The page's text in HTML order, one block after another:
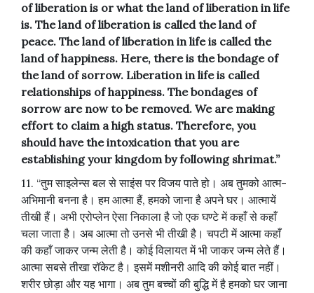
of liberation is or what the land of liberation in life
is. The land of liberation is called the land of
peace. The land of liberation in life is called the
land of happiness. Here, there is the bondage of
the land of sorrow. Liberation in life is called
relationships of happiness. The bondages of
sorrow are now to be removed. We are making
effort to claim a high status. Therefore, you
should have the intoxication that you are
establishing your kingdom by following shrimat.”
11. “तुम साइलेन्स बल से साइंस पर विजय पाते हो। अब तुमको आत्म-
अभिमानी बनना है। हम आत्मा हैं, हमको जाना है अपने घर। आत्मायें
तीखी हैं। अभी एरोप्लेन ऐसा निकाला है जो एक घण्टे में कहाँ से कहाँ
चला जाता है। अब आत्मा तो उनसे भी तीखी है। चपटी में आत्मा कहाँ
की कहाँ जाकर जन्म लेती है। कोई विलायत में भी जाकर जन्म लेते हैं।
आत्मा सबसे तीखा रॉकेट है। इसमें मशीनरी आदि की कोई बात नहीं।
शरीर छोड़ा और यह भागा। अब तुम बच्चों की बुद्धि में है हमको घर जाना